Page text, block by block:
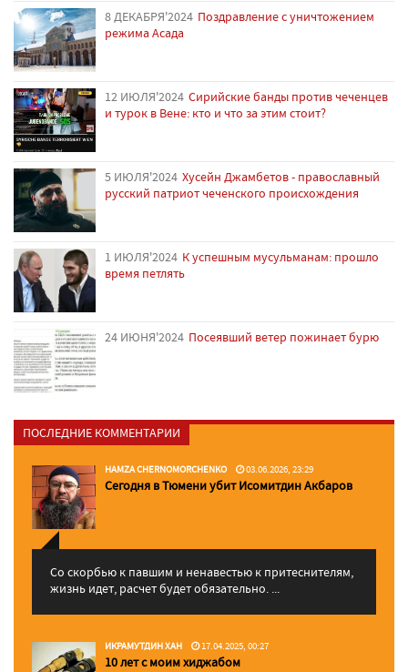
8 ДЕКАБРЯ'2024 Поздравление с уничтожением
режима Асада
12 ИЮЛЯ'2024 Сирийские банды против чеченцев
и турок в Вене: кто и что за этим стоит?
5 ИЮЛЯ'2024 Хусейн Джамбетов - православный
русский патриот чеченского происхождения
1 ИЮЛЯ'2024 К успешным мусульманам: прошло
время петлять
24 ИЮНЯ'2024 Посеявший ветер пожинает бурю
ПОСЛЕДНИЕ КОММЕНТАРИИ
HAMZA CHERNOMORCHENKO 03.06.2026, 23:29
Сегодня в Тюмени убит Исомитдин Акбаров
Со скорбью к павшим и ненавестью к притеснителям,
жизнь идет, расчет будет обязательно. ...
ИКРАМУТДИН ХАН 17.04.2025, 00:27
10 лет с моим хиджабом